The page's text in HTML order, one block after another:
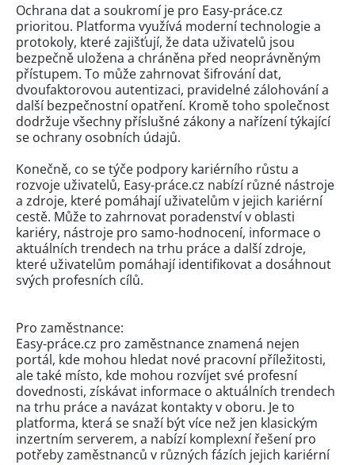
Ochrana dat a soukromí je pro Easy-práce.cz
prioritou. Platforma využívá moderní technologie a
protokoly, které zajišťují, že data uživatelů jsou
bezpečně uložena a chráněna před neoprávněným
přístupem. To může zahrnovat šifrování dat,
dvoufaktorovou autentizaci, pravidelné zálohování a
další bezpečnostní opatření. Kromě toho společnost
dodržuje všechny příslušné zákony a nařízení týkající
se ochrany osobních údajů.
Konečně, co se týče podpory kariérního růstu a
rozvoje uživatelů, Easy-práce.cz nabízí různé nástroje
a zdroje, které pomáhají uživatelům v jejich kariérní
cestě. Může to zahrnovat poradenství v oblasti
kariéry, nástroje pro samo-hodnocení, informace o
aktuálních trendech na trhu práce a další zdroje,
které uživatelům pomáhají identifikovat a dosáhnout
svých profesních cílů.
Pro zaměstnance:
Easy-práce.cz pro zaměstnance znamená nejen
portál, kde mohou hledat nové pracovní příležitosti,
ale také místo, kde mohou rozvíjet své profesní
dovednosti, získávat informace o aktuálních trendech
na trhu práce a navázat kontakty v oboru. Je to
platforma, která se snaží být více než jen klasickým
inzertním serverem, a nabízí komplexní řešení pro
potřeby zaměstnanců v různých fázích jejich kariérní